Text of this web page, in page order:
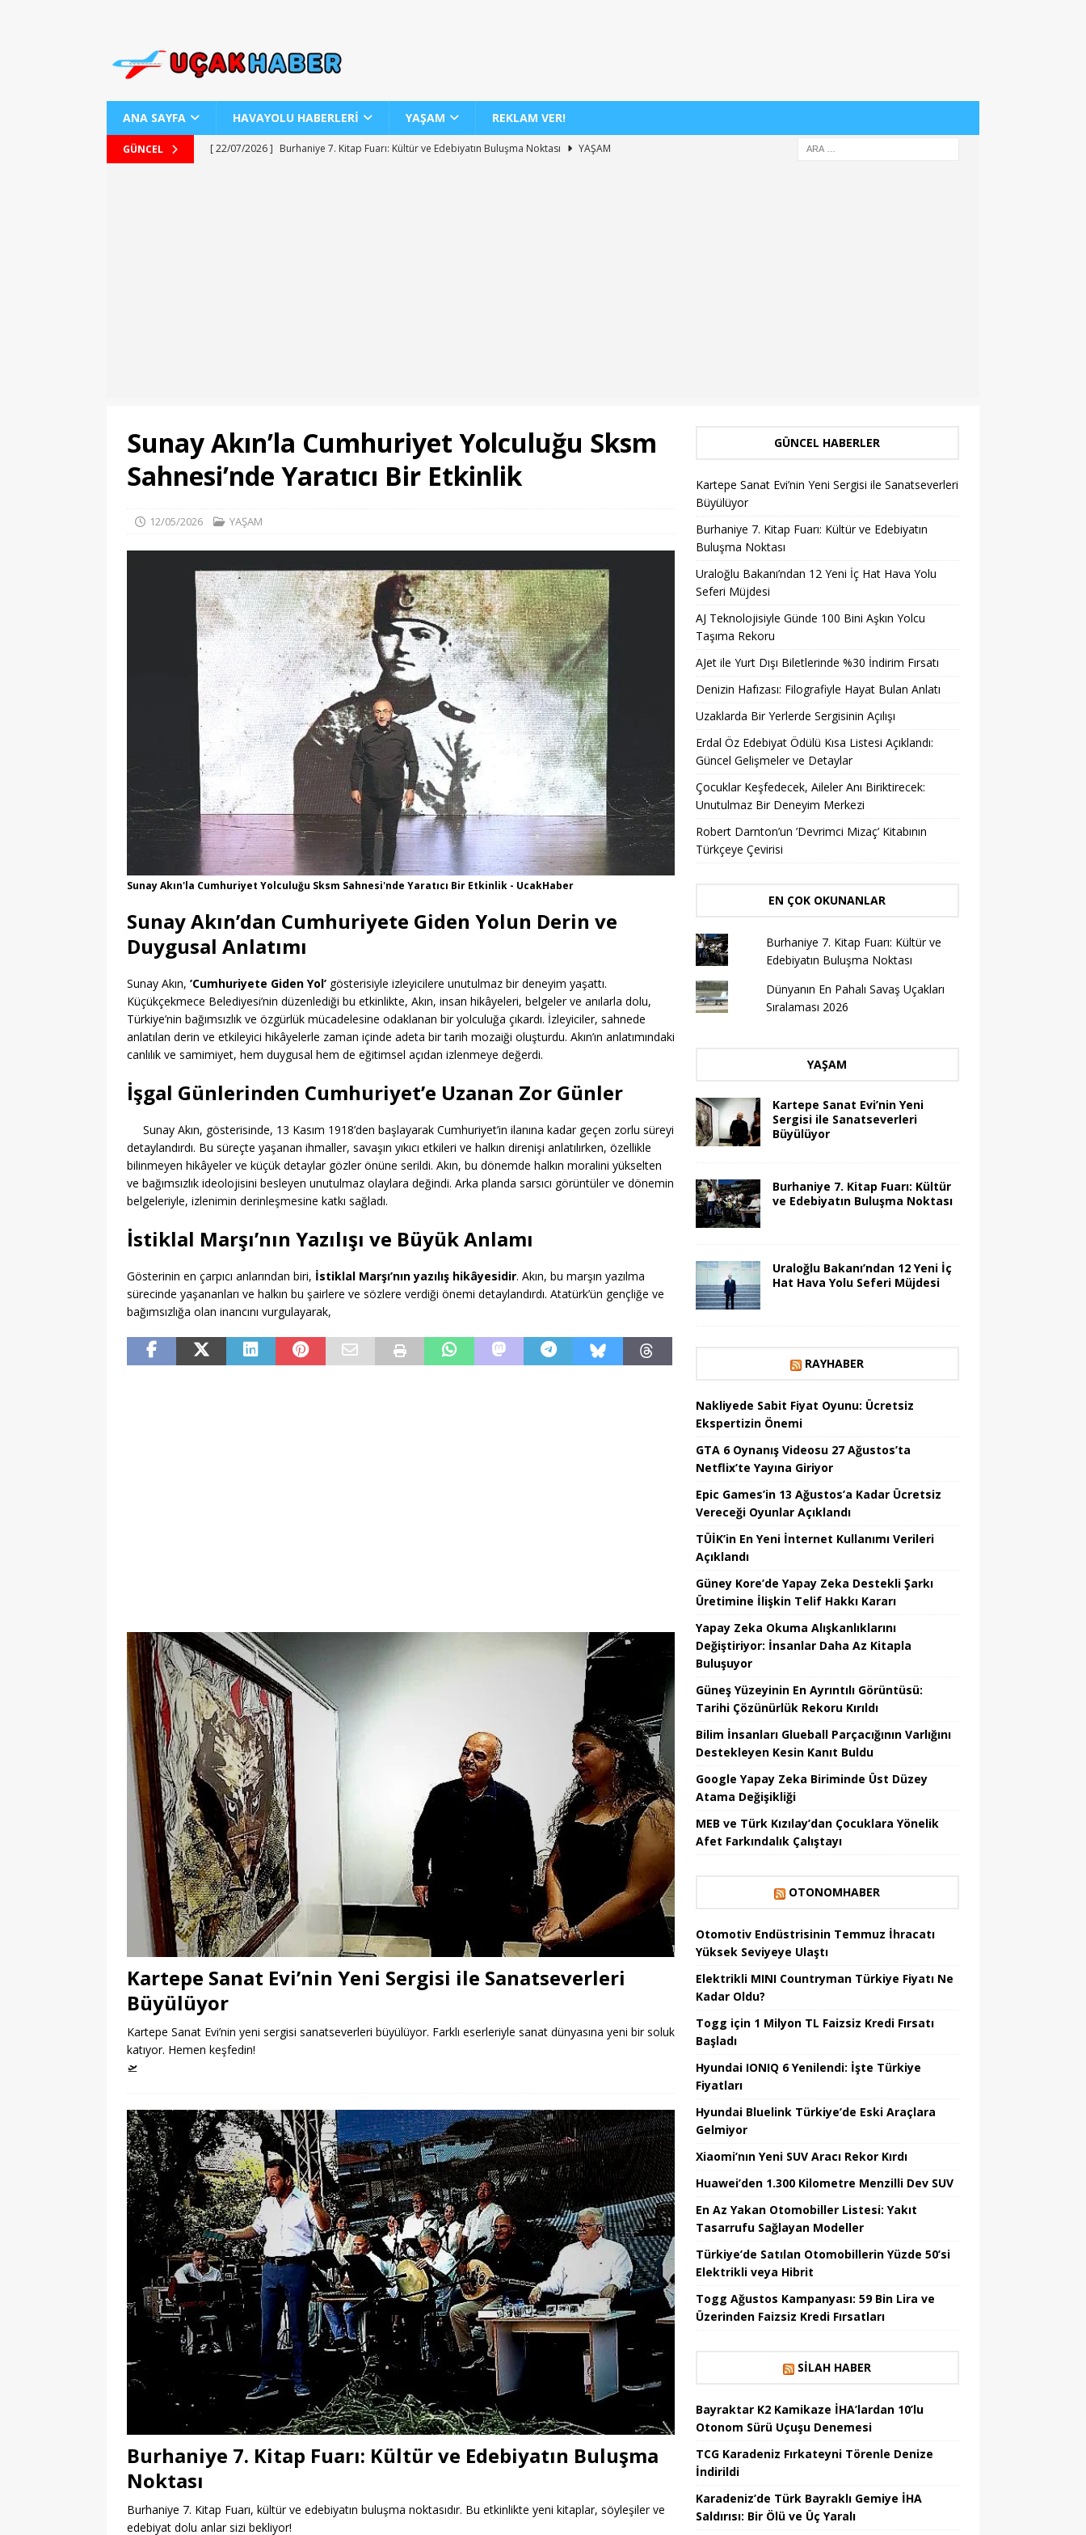
ANA SAYFA HAVAYOLU HABERLERİ YAŞAM REKLAM VER!
GÜNCEL [ 22/07/2026 ] Burhaniye 7. Kitap Fuarı: Kültür ve Edebiyatın Buluşma Noktası
YAŞAM
Sunay Akın’la Cumhuriyet Yolculuğu Sksm
Sahnesi’nde Yaratıcı Bir Etkinlik
12/05/2026 YAŞAM
Sunay Akın'la Cumhuriyet Yolculuğu Sksm Sahnesi'nde Yaratıcı Bir Etkinlik - UcakHaber
Sunay Akın’dan Cumhuriyete Giden Yolun Derin ve
Duygusal Anlatımı
Sunay Akın, ’Cumhuriyete Giden Yol’ gösterisiyle izleyicilere unutulmaz bir deneyim yaşattı.
Küçükçekmece Belediyesi’nin düzenlediği bu etkinlikte, Akın, insan hikâyeleri, belgeler ve anılarla dolu,
Türkiye’nin bağımsızlık ve özgürlük mücadelesine odaklanan bir yolculuğa çıkardı. İzleyiciler, sahnede
anlatılan derin ve etkileyici hikâyelerle zaman içinde adeta bir tarih mozaiği oluşturdu. Akın’ın anlatımındaki
canlılık ve samimiyet, hem duygusal hem de eğitimsel açıdan izlenmeye değerdi.
İşgal Günlerinden Cumhuriyet’e Uzanan Zor Günler
Sunay Akın, gösterisinde, 13 Kasım 1918’den başlayarak Cumhuriyet’in ilanına kadar geçen zorlu süreyi
detaylandırdı. Bu süreçte yaşanan ihmaller, savaşın yıkıcı etkileri ve halkın direnişi anlatılırken, özellikle
bilinmeyen hikâyeler ve küçük detaylar gözler önüne serildi. Akın, bu dönemde halkın moralini yükselten
ve bağımsızlık ideolojisini besleyen unutulmaz olaylara değindi. Arka planda sarsıcı görüntüler ve dönemin
belgeleriyle, izlenimin derinleşmesine katkı sağladı.
İstiklal Marşı’nın Yazılışı ve Büyük Anlamı
Gösterinin en çarpıcı anlarından biri, İstiklal Marşı’nın yazılış hikâyesidir. Akın, bu marşın yazılma
sürecinde yaşananları ve halkın bu şairlere ve sözlere verdiği önemi detaylandırdı. Atatürk’ün gençliğe ve
bağımsızlığa olan inancını vurgulayarak,
Kartepe Sanat Evi’nin Yeni Sergisi ile Sanatseverleri
Büyülüyor
Kartepe Sanat Evi’nin yeni sergisi sanatseverleri büyülüyor. Farklı eserleriyle sanat dünyasına yeni bir soluk
katıyor. Hemen keşfedin!
🛫
Burhaniye 7. Kitap Fuarı: Kültür ve Edebiyatın Buluşma
Noktası
Burhaniye 7. Kitap Fuarı, kültür ve edebiyatın buluşma noktasıdır. Bu etkinlikte yeni kitaplar, söyleşiler ve
edebiyat dolu anlar sizi bekliyor!
GÜNCEL HABERLER
Kartepe Sanat Evi’nin Yeni Sergisi ile Sanatseverleri
Büyülüyor
Burhaniye 7. Kitap Fuarı: Kültür ve Edebiyatın
Buluşma Noktası
Uraloğlu Bakanı’ndan 12 Yeni İç Hat Hava Yolu
Seferi Müjdesi
AJ Teknolojisiyle Günde 100 Bini Aşkın Yolcu
Taşıma Rekoru
AJet ile Yurt Dışı Biletlerinde %30 İndirim Fırsatı
Denizin Hafızası: Filografiyle Hayat Bulan Anlatı
Uzaklarda Bir Yerlerde Sergisinin Açılışı
Erdal Öz Edebiyat Ödülü Kısa Listesi Açıklandı:
Güncel Gelişmeler ve Detaylar
Çocuklar Keşfedecek, Aileler Anı Biriktirecek:
Unutulmaz Bir Deneyim Merkezi
Robert Darnton’un ’Devrimci Mizaç’ Kitabının
Türkçeye Çevirisi
EN ÇOK OKUNANLAR
Burhaniye 7. Kitap Fuarı: Kültür ve
Edebiyatın Buluşma Noktası
Dünyanın En Pahalı Savaş Uçakları
Sıralaması 2026
YAŞAM
Kartepe Sanat Evi’nin Yeni
Sergisi ile Sanatseverleri
Büyülüyor
Burhaniye 7. Kitap Fuarı: Kültür
ve Edebiyatın Buluşma Noktası
Uraloğlu Bakanı’ndan 12 Yeni İç
Hat Hava Yolu Seferi Müjdesi
RAYHABER
Nakliyede Sabit Fiyat Oyunu: Ücretsiz
Ekspertizin Önemi
GTA 6 Oynanış Videosu 27 Ağustos’ta
Netflix’te Yayına Giriyor
Epic Games’in 13 Ağustos’a Kadar Ücretsiz
Vereceği Oyunlar Açıklandı
TÜİK’in En Yeni İnternet Kullanımı Verileri
Açıklandı
Güney Kore’de Yapay Zeka Destekli Şarkı
Üretimine İlişkin Telif Hakkı Kararı
Yapay Zeka Okuma Alışkanlıklarını
Değiştiriyor: İnsanlar Daha Az Kitapla
Buluşuyor
Güneş Yüzeyinin En Ayrıntılı Görüntüsü:
Tarihi Çözünürlük Rekoru Kırıldı
Bilim İnsanları Glueball Parçacığının Varlığını
Destekleyen Kesin Kanıt Buldu
Google Yapay Zeka Biriminde Üst Düzey
Atama Değişikliği
MEB ve Türk Kızılay’dan Çocuklara Yönelik
Afet Farkındalık Çalıştayı
OTONOMHABER
Otomotiv Endüstrisinin Temmuz İhracatı
Yüksek Seviyeye Ulaştı
Elektrikli MINI Countryman Türkiye Fiyatı Ne
Kadar Oldu?
Togg için 1 Milyon TL Faizsiz Kredi Fırsatı
Başladı
Hyundai IONIQ 6 Yenilendi: İşte Türkiye
Fiyatları
Hyundai Bluelink Türkiye’de Eski Araçlara
Gelmiyor
Xiaomi’nın Yeni SUV Aracı Rekor Kırdı
Huawei’den 1.300 Kilometre Menzilli Dev SUV
En Az Yakan Otomobiller Listesi: Yakıt
Tasarrufu Sağlayan Modeller
Türkiye’de Satılan Otomobillerin Yüzde 50’si
Elektrikli veya Hibrit
Togg Ağustos Kampanyası: 59 Bin Lira ve
Üzerinden Faizsiz Kredi Fırsatları
SILAH HABER
Bayraktar K2 Kamikaze İHA’lardan 10’lu
Otonom Sürü Uçuşu Denemesi
TCG Karadeniz Fırkateyni Törenle Denize
İndirildi
Karadeniz’de Türk Bayraklı Gemiye İHA
Saldırısı: Bir Ölü ve Üç Yaralı